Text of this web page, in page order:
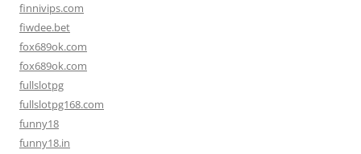
finnivips.com
fiwdee.bet
fox689ok.com
fox689ok.com
fullslotpg
fullslotpg168.com
funny18
funny18.in